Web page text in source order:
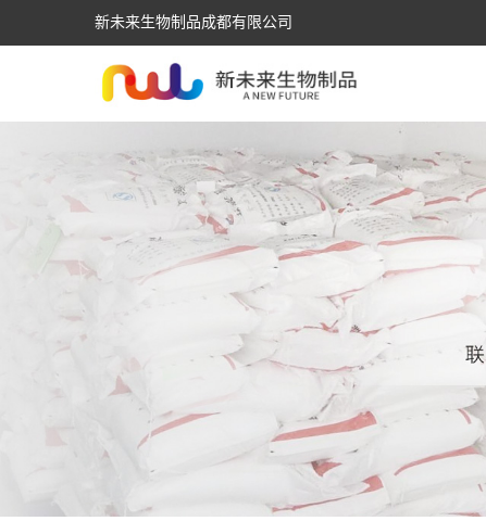
新未来生物制品成都有限公司